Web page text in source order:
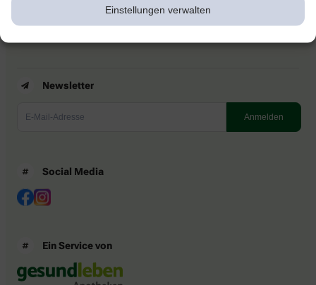
Einstellungen verwalten
Barrierefreiheitserklärung
Newsletter
Social Media
Ein Service von